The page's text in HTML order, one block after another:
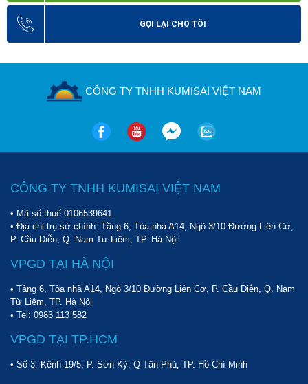
GỌI LẠI CHO TÔI
CÔNG TY TNHH KUMISAI VIỆT NAM
CÔNG TY TNHH KUMISAI VIỆT NAM
• Mã số thuế 0106539641
• Địa chỉ trụ sở chính: Tầng 6, Tòa nhà A14, Ngõ 3/10 Đường Liên Cơ,
P. Cầu Diễn, Q. Nam Từ Liêm, TP. Hà Nội
VPGD TẠI HÀ NỘI
• Tầng 6, Tòa nhà A14, Ngõ 3/10 Đường Liên Cơ, P. Cầu Diễn, Q. Nam
Từ Liêm, TP. Hà Nội
• Tel: 0983 113 582
VPGD TẠI TP.HCM
• Số 3, Kênh 19/5, P. Sơn Kỳ, Q Tân Phú, TP. Hồ Chí Minh